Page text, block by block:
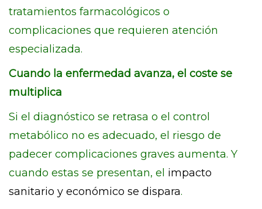
tratamientos farmacológicos o
complicaciones que requieren atención
especializada.
Cuando la enfermedad avanza, el coste se
multiplica
Si el diagnóstico se retrasa o el control
metabólico no es adecuado, el riesgo de
padecer complicaciones graves aumenta. Y
cuando estas se presentan, el impacto
sanitario y económico se dispara.